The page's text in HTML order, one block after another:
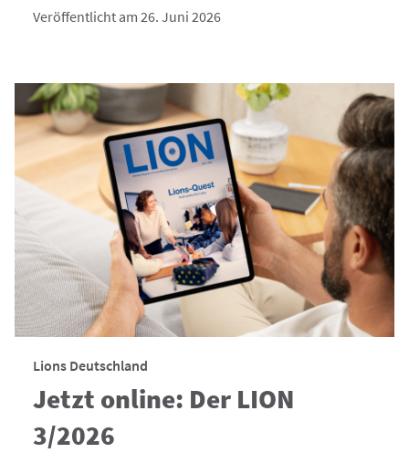
Veröffentlicht am 26. Juni 2026
Lions Deutschland
Jetzt online: Der LION
3/2026